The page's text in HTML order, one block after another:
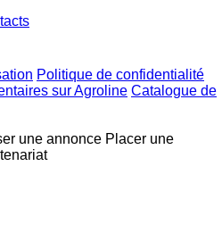
Politique de confidentialité
sur Agroline Catalogue de
une annonce Placer une